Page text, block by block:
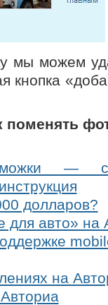
мы можем
кнопка
поменять
—
долларов?
для авто» на
на